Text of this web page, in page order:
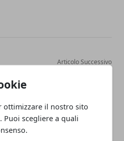
ottimizzare il nostro sito
Puoi scegliere a quali
Articolo Successivo